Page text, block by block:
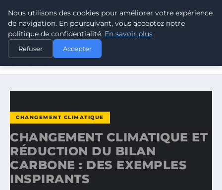
CLIMATE RESPONSE BLOG
ACCUEIL
CHANGEMENT CLIMATIQUE
CHANGEMENT CLIMATIQUE ET RÉDUCTION DU BILAN
CHANGEMENT CLIMATIQUE
CHANGEMENT CLIMATIQUE ET
RÉDUCTION DU BILAN
CARBONE : DES EXEMPLES
INSPIRANTS
Nous utilisons des cookies pour améliorer votre expérience
de navigation. En poursuivant, vous acceptez notre
politique de confidentialité. En savoir plus
Refuser Accepter